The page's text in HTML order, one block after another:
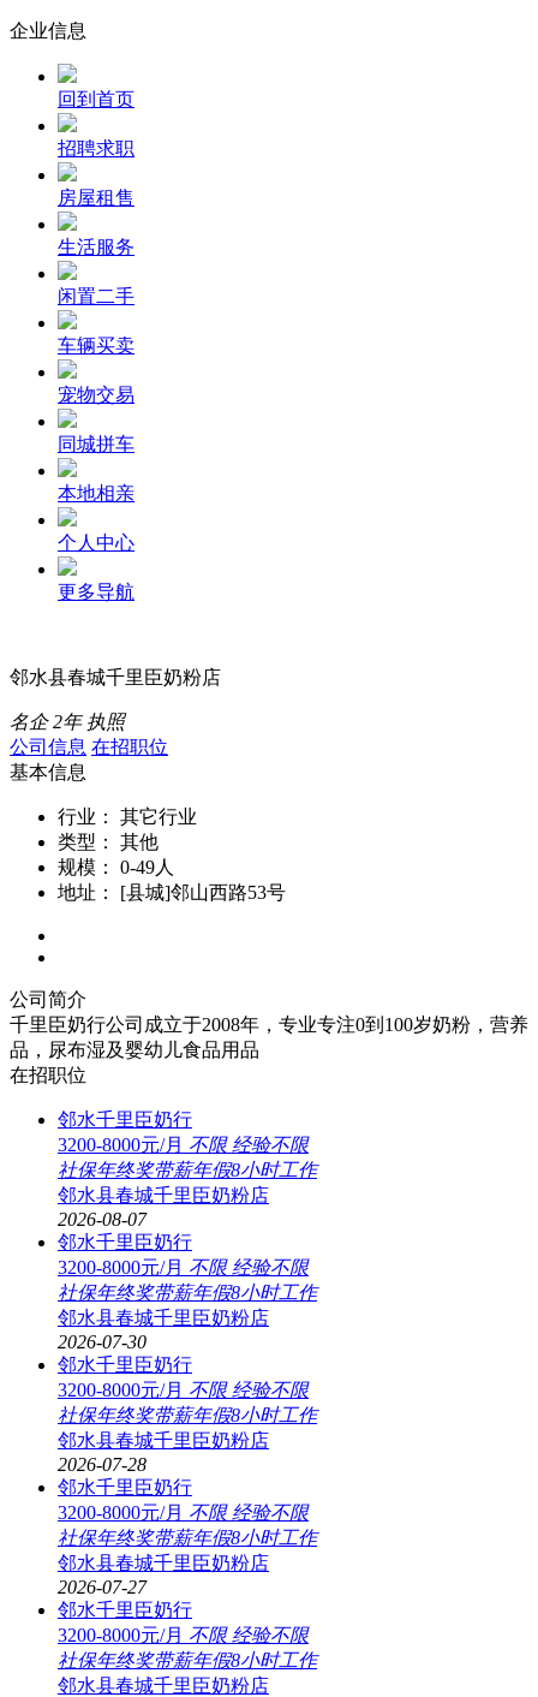
企业信息
回到首页
招聘求职
房屋租售
生活服务
闲置二手
车辆买卖
宠物交易
同城拼车
本地相亲
个人中心
更多导航
邻水县春城千里臣奶粉店
名企 2年 执照
公司信息 在招职位
基本信息
行业：
其它行业
类型：
其他
规模：
0-49人
地址：
[县城]邻山西路53号
公司简介
千里臣奶行公司成立于2008年，专业专注0到100岁奶粉，营养
品，尿布湿及婴幼儿食品用品
在招职位
邻水千里臣奶行
3200-8000元/月 不限 经验不限
社保年终奖带薪年假8小时工作
邻水县春城千里臣奶粉店
2026-08-07
邻水千里臣奶行
3200-8000元/月 不限 经验不限
社保年终奖带薪年假8小时工作
邻水县春城千里臣奶粉店
2026-07-30
邻水千里臣奶行
3200-8000元/月 不限 经验不限
社保年终奖带薪年假8小时工作
邻水县春城千里臣奶粉店
2026-07-28
邻水千里臣奶行
3200-8000元/月 不限 经验不限
社保年终奖带薪年假8小时工作
邻水县春城千里臣奶粉店
2026-07-27
邻水千里臣奶行
3200-8000元/月 不限 经验不限
社保年终奖带薪年假8小时工作
邻水县春城千里臣奶粉店